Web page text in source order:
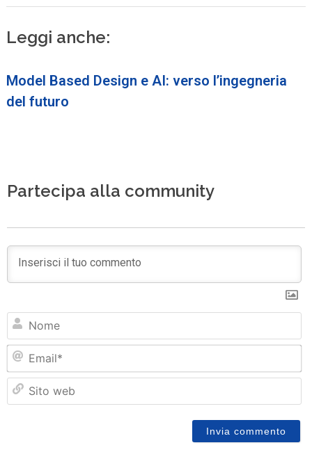
Leggi anche:
Model Based Design e AI: verso l’ingegneria
del futuro
Partecipa alla community